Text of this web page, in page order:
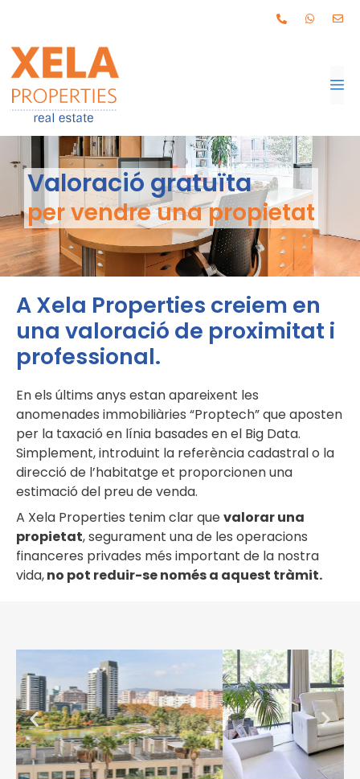
Valoració gratuïta
per vendre una propietat
A Xela Properties creiem en
una valoració de proximitat i
professional.
En els últims anys estan apareixent les
anomenades immobiliàries “Proptech” que aposten
per la taxació en línia basades en el Big Data.
Simplement, introduint la referència cadastral o la
direcció de l’habitatge et proporcionen una
estimació del preu de venda.
A Xela Properties tenim clar quevalorar una
propietat, segurament una de les operacions
financeres privades més important de la nostra
vida,no pot reduir-se només a aquest tràmit.